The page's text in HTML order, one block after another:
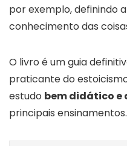
por exemplo, definindo
conhecimento das
O livro é um guia
praticante do
estudo bem didático
principais ensinamentos.